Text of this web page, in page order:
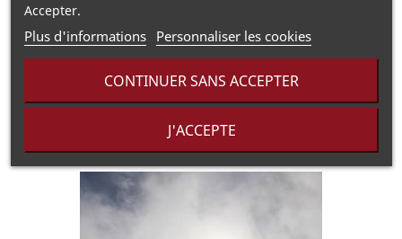
Accepter.
Plus d'informations Personnaliser les cookies
CONTINUER SANS ACCEPTER
J'ACCEPTE
Notes de fond :
Informations Réglementaires
▶